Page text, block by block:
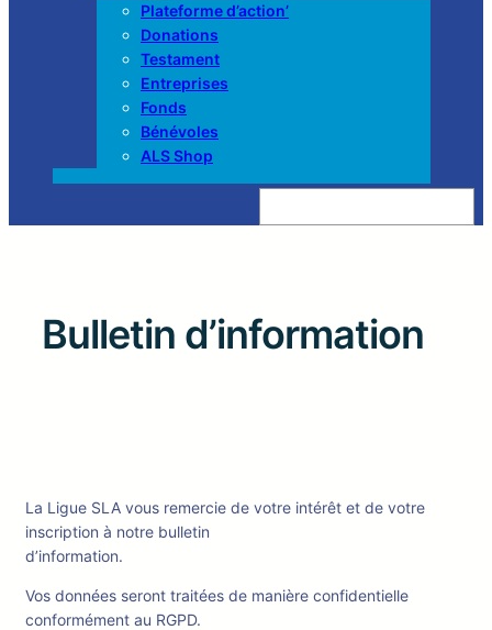
Plateforme d’action’
Donations
Testament
Entreprises
Fonds
Bénévoles
ALS Shop
Z
e
Bulletin d’information
La Ligue SLA vous remercie de votre intérêt et de votre
inscription à notre bulletin
d’information.
Vos données seront traitées de manière confidentielle
conformément au RGPD.